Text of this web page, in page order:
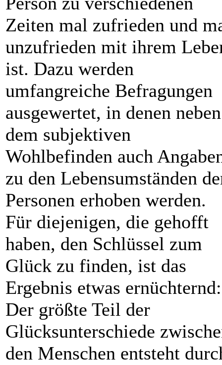
Zeiten mal zufrieden und
unzufrieden mit ihrem
ist. Dazu werden
umfangreiche Befragungen
ausgewertet, in denen neben
dem subjektiven
Wohlbefinden auch
zu den Lebensumständen
Personen erhoben werden.
Für diejenigen, die gehofft
haben, den Schlüssel zum
Glück zu finden, ist das
Ergebnis etwas ernüchternd:
Der größte Teil der
Glücksunterschiede
den Menschen entsteht